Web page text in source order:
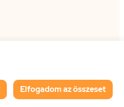
Elfogadom az összeset